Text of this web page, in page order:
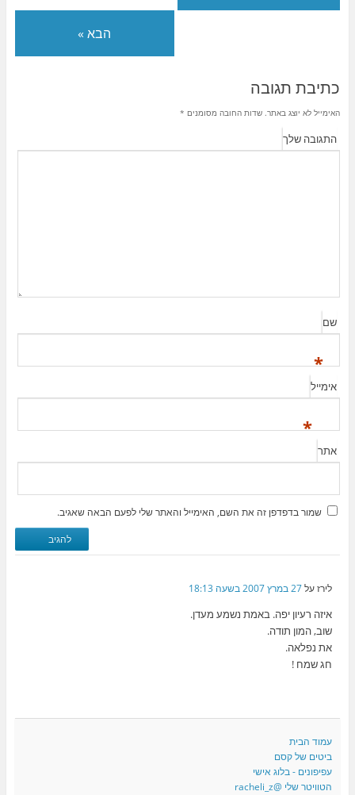
הבא »
כתיבת תגובה
האימייל לא יוצג באתר.שדות החובה מסומנים *
התגובה שלך
שם
*
אימייל
*
אתר
שמור בדפדפן זה את השם, האימייל והאתר שלי לפעם הבאה שאגיב.
לירזעל27 במרץ 2007 בשעה 18:13
איזה רעיון יפה. באמת נשמע מעדן.
שוב, המון תודה.
את נפלאה.
חג שמח !
עמוד הבית
ביטים של קסם
עפיפונים - בלוג אישי
הטוויטר שלי @racheli_z